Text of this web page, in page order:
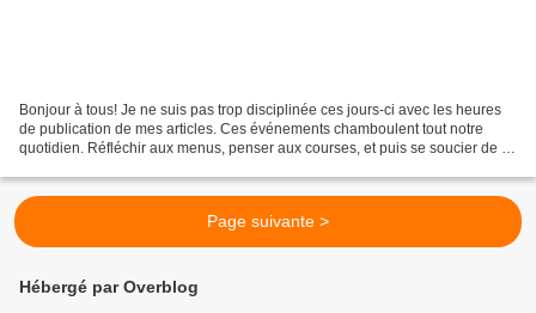
Bonjour à tous! Je ne suis pas trop disciplinée ces jours-ci avec les heures
de publication de mes articles. Ces événements chamboulent tout notre
quotidien. Réfléchir aux menus, penser aux courses, et puis se soucier de sa
Page suivante >
Hébergé par Overblog